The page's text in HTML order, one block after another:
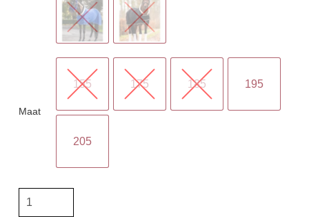
Maat
155 175 185 195
205